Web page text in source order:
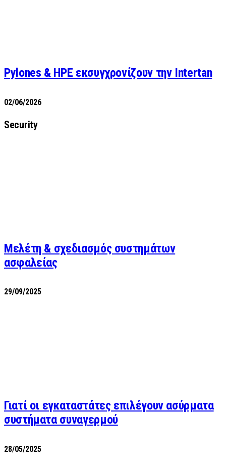
Pylones & HPE εκσυγχρονίζουν την Intertan
02/06/2026
Security
Μελέτη & σχεδιασμός συστημάτων
ασφαλείας
29/09/2025
Γιατί οι εγκαταστάτες επιλέγουν ασύρματα
συστήματα συναγερμού
28/05/2025